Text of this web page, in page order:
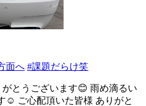
面へ #課題だらけ笑
とうございます😊 雨め滴るい
☺️ ご心配頂いた皆様 ありがと